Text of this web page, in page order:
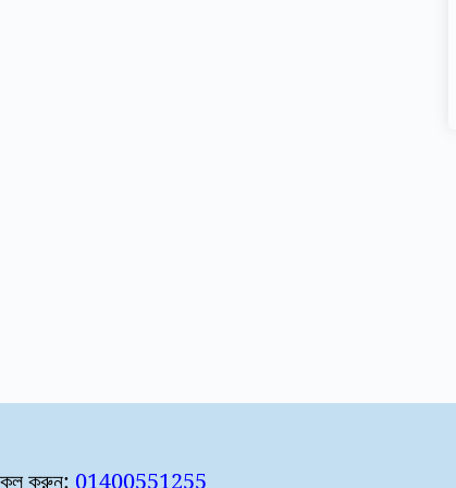
কল করুন: 01400551255